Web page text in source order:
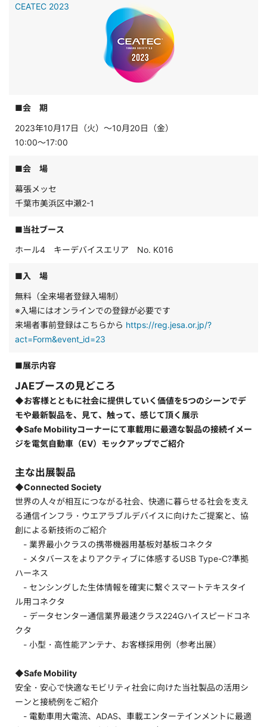
CEATEC 2023
■会 期
2023年10月17日（火）～10月20日（金）
10:00～17:00
■会 場
幕張メッセ
千葉市美浜区中瀬2-1
■当社ブース
ホール4 キーデバイスエリア No. K016
■入 場
無料（全来場者登録入場制）
※入場にはオンラインでの登録が必要です
来場者事前登録はこちらから https://reg.jesa.or.jp/?
act=Form&event_id=23
■展示内容
JAEブースの見どころ
◆お客様とともに社会に提供していく価値を5つのシーンでデ
モや最新製品を、見て、触って、感じて頂く展示
◆Safe Mobilityコーナーにて車載用に最適な製品の接続イメー
ジを電気自動車（EV）モックアップでご紹介
主な出展製品
◆Connected Society
世界の人々が相互につながる社会、快適に暮らせる社会を支え
る通信インフラ・ウエアラブルデバイスに向けたご提案と、協
創による新技術のご紹介
- 業界最小クラスの携帯機器用基板対基板コネクタ
- メタバースをよりアクティブに体感するUSB Type-C?準拠
ハーネス
- センシングした生体情報を確実に繋ぐスマートテキスタイ
ル用コネクタ
- データセンター通信業界最速クラス224Gハイスピードコネ
クタ
- 小型・高性能アンテナ、お客様採用例（参考出展）
◆Safe Mobility
安全・安心で快適なモビリティ社会に向けた当社製品の活用シ
ーンと接続例をご紹介
- 電動車用大電流、ADAS、車載エンターテインメントに最適